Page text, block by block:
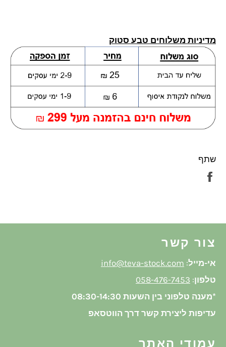
מדיניות משלוחים טבע סטוק
שתף
צור קשר
אי-מייל:
info@teva-stock.com
טלפון:
058-476-7453
*מענה טלפוני בין השעות 08:30-14:30
עדיפות ליצירת קשר דרך הווטסאפ
עמודי האתר